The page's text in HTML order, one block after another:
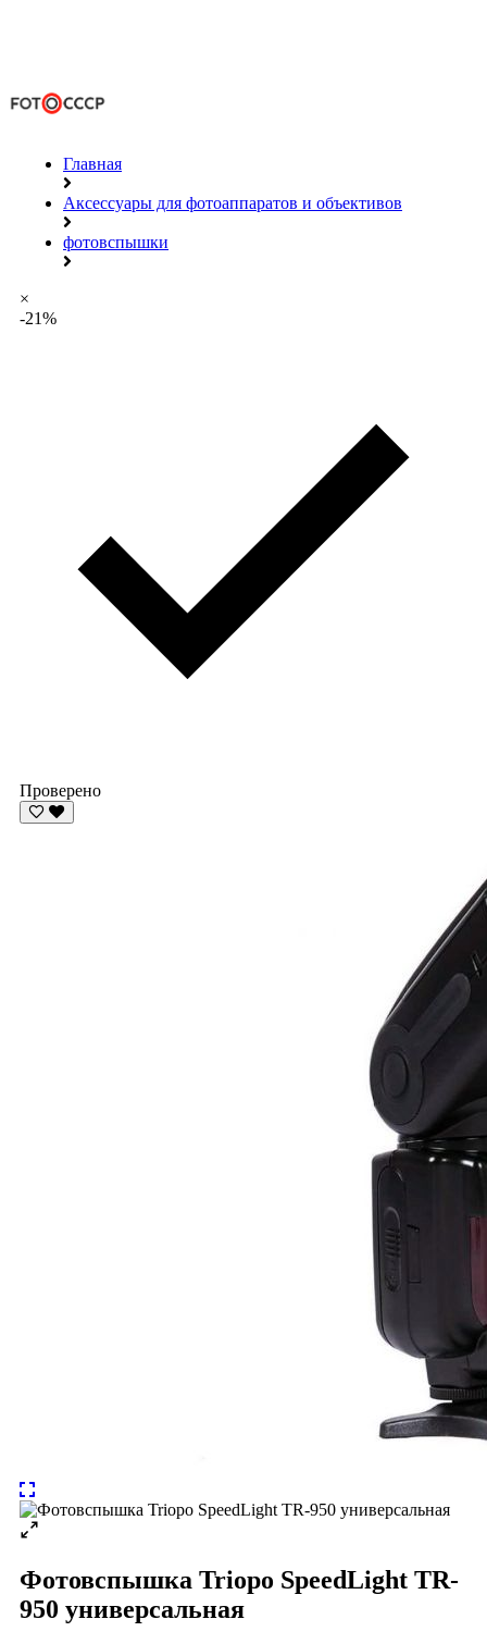
Главная
Аксессуары для фотоаппаратов и объективов
фотовспышки
×
-21%
Проверено
Фотовспышка Triopo SpeedLight TR-
950 универсальная